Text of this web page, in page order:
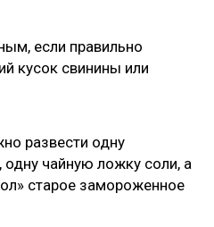
если правильно
кусок свинины или
развести одну
чайную ложку соли, а
старое замороженное